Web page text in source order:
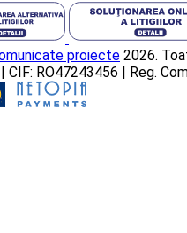
proiecte 2026.
| CIF: RO47243456 | Reg.